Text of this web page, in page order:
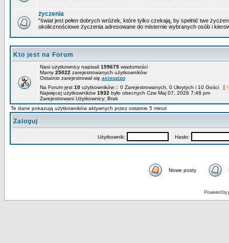
życzenia
"świat jest pełen dobrych wróżek, które tylko czekają, by spełnić twe
okolicznościowe życzenia adresowane do misternie wybranych osób i
Kto jest na Forum
Nasi użytkownicy napisali 159675 wiadomości
Mamy 25022 zarejestrowanych użytkowników
Ostatnio zarejestrował się axisuzizo
Na Forum jest 10 użytkowników :: 0 Zarejestrowanych, 0 Ukrytych i 10 Gości [
Najwięcej użytkowników1932 było obecnych Czw Maj 07, 2026 7:48 pm
Zarejestrowani Użytkownicy: Brak
Te dane pokazują użytkowników aktywnych przez ostatnie 5 minut
Zaloguj
Użytkownik: Hasło:
Nowe posty
Powered by